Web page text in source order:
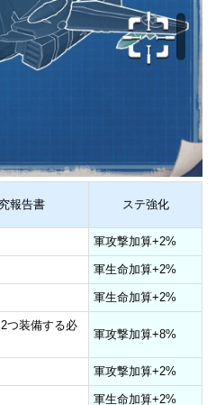
報告書 ステ強化
軍攻撃加算+2%
軍生命加算+2%
軍生命加算+2%
つ装備する必
軍攻撃加算+8%
軍攻撃加算+2%
軍生命加算+2%